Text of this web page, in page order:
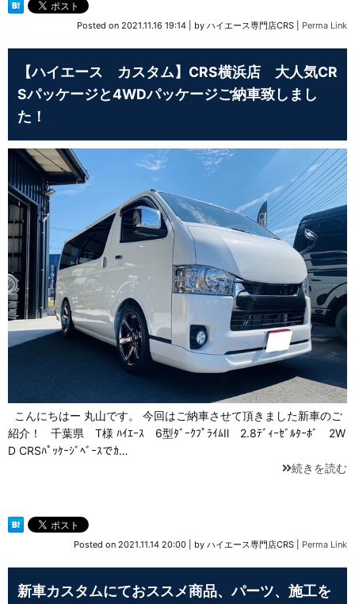
Posted on 2021.11.16 19:14 by ハイエース専門店CRS Perma Link
【ハイエース カスタム】CRS横浜店 大人気CR
Sパッケージと4WDパッケージご納車致しまし
た！
こんにちはー 丸山です。 今回はご納車させて頂きました新車のご
紹介！ 千葉県 T様 ﾊｲｴｰｽ 6型ﾀﾞｰｸﾌﾟﾗｲﾑⅡ 2.8ﾃﾞｨｰｾﾞﾙﾀｰﾎﾞ 2W
D CRSﾊﾟｯｹｰｼﾞﾍﾞｰｽでｶ…
続きを読む
Posted on 2021.11.14 20:00 by ハイエース専門店CRS Perma Link
新車カスタムにておススメ商品、パーツ、施工を